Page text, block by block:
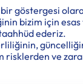
göstergesi
bizim için esas
ederiz.
ve